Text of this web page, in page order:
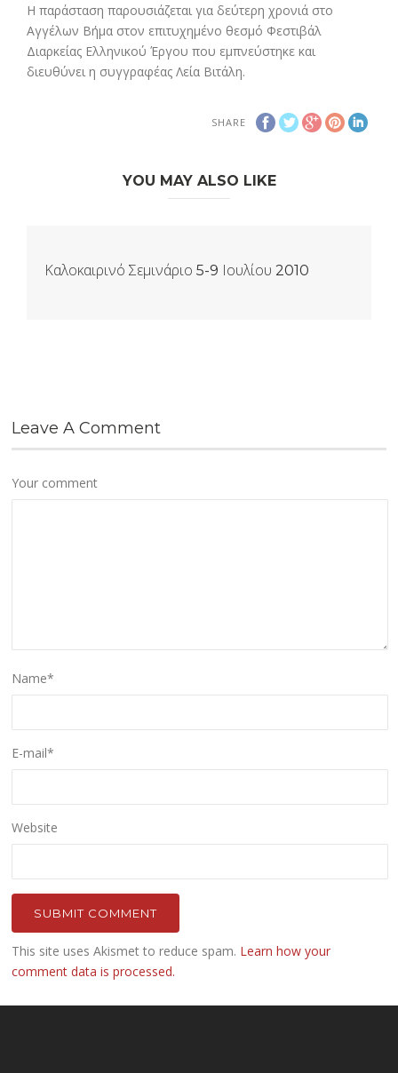
H παράσταση παρουσιάζεται για δεύτερη χρονιά στο
Αγγέλων Βήμα στον επιτυχημένο θεσμό Φεστιβάλ
Διαρκείας Ελληνικού Έργου που εμπνεύστηκε και
διευθύνει η συγγραφέας Λεία Βιτάλη.
SHARE
YOU MAY ALSO LIKE
Καλοκαιρινό Σεμινάριο 5-9 Ιουλίου 2010
Leave A Comment
Your comment
Name*
E-mail*
Website
This site uses Akismet to reduce spam. Learn how your
comment data is processed.